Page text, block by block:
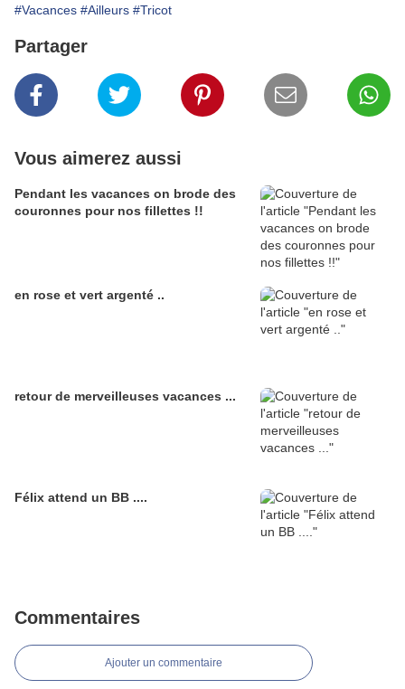
#Vacances #Ailleurs #Tricot
Partager
Vous aimerez aussi
Pendant les vacances on brode des
couronnes pour nos fillettes !!
en rose et vert argenté ..
retour de merveilleuses vacances ...
Félix attend un BB ....
Commentaires
Ajouter un commentaire